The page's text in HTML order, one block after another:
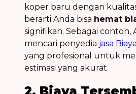
koper baru dengan
berarti Anda bisa hemat
signifikan. Sebagai contoh,
mencari penyedia jasa
yang profesional untuk
estimasi yang akurat.